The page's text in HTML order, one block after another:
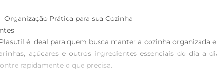
Prática para sua Cozinha
é ideal para quem busca manter a cozinha
açúcares e outros ingredientes essenciais do dia a
rapidamente o que precisa.